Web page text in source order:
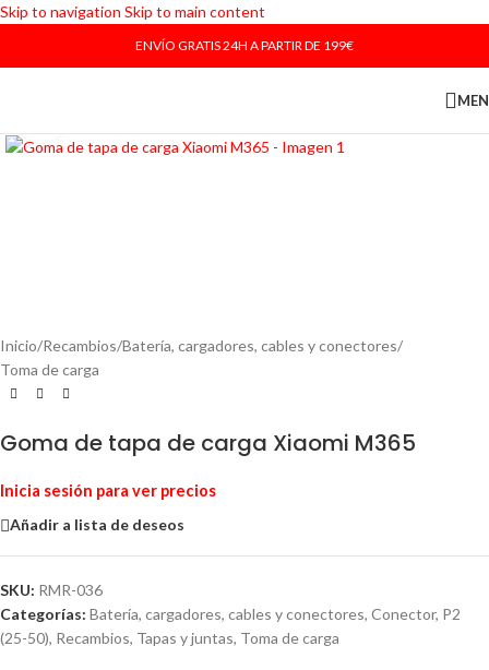
Skip to navigation Skip to main content
ENVÍO GRATIS 24H A PARTIR DE 199€
Inicio/Recambios/Batería, cargadores, cables y conectores/
Toma de carga
Goma de tapa de carga Xiaomi M365
Inicia sesión para ver precios
Añadir a lista de deseos
SKU: RMR-036
Categorías: Batería, cargadores, cables y conectores, Conector, P2
(25-50), Recambios, Tapas y juntas, Toma de carga